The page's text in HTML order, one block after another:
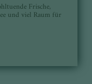
Frische,
und viel Raum für